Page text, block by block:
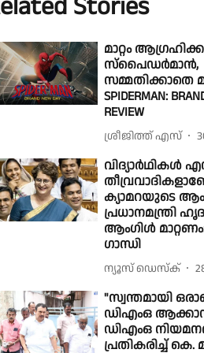
മാറ്റം
സ്പൈഡർമാൻ,
സമ്മതിക്കാതെ
SPIDERMAN:
REVIEW
ശ്രീജിത്ത് എസ്
വിദ്യാർഥികൾ
ക്യാമറയുടെ
പ്രധാനമന്ത്രി
ആംഗിൾ മാറ്റണം:
ഗാന്ധി
ന്യൂസ് ഡെസ്ക്
"സ്വന്തമായി
ഡിഎംഒ
ഡിഎംഒ
പ്രതികരിച്ച്